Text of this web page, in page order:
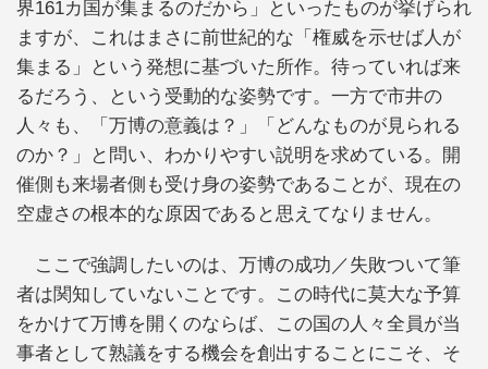
界161カ国が集まるのだから」といったものが挙げられ
ますが、これはまさに前世紀的な「権威を示せば人が
集まる」という発想に基づいた所作。待っていれば来
るだろう、という受動的な姿勢です。一方で市井の
人々も、「万博の意義は？」「どんなものが見られる
のか？」と問い、わかりやすい説明を求めている。開
催側も来場者側も受け身の姿勢であることが、現在の
空虚さの根本的な原因であると思えてなりません。
ここで強調したいのは、万博の成功／失敗ついて筆
者は関知していないことです。この時代に莫大な予算
をかけて万博を開くのならば、この国の人々全員が当
事者として熟議をする機会を創出することにこそ、そ